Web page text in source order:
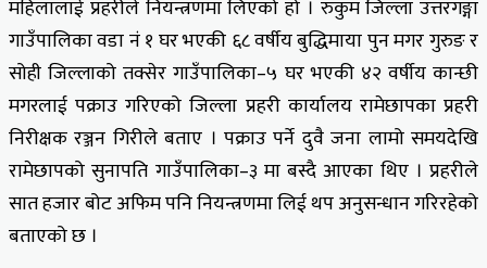
महिलालाई प्रहरीले नियन्त्रणमा लिएको हो । रुकुम जिल्ला उत्तरगङ्गा
गाउँपालिका वडा नं १ घर भएकी ६८ वर्षीय बुद्धिमाया पुन मगर गुरुङ र
सोही जिल्लाको तक्सेर गाउँपालिका–५ घर भएकी ४२ वर्षीय कान्छी
मगरलाई पक्राउ गरिएको जिल्ला प्रहरी कार्यालय रामेछापका प्रहरी
निरीक्षक रञ्जन गिरीले बताए । पक्राउ पर्ने दुवै जना लामो समयदेखि
रामेछापको सुनापति गाउँपालिका–३ मा बस्दै आएका थिए । प्रहरीले
सात हजार बोट अफिम पनि नियन्त्रणमा लिई थप अनुसन्धान गरिरहेको
बताएको छ ।